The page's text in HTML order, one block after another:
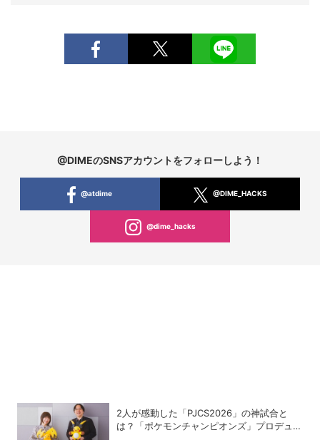
@DIMEのSNSアカウントをフォローしよう！
@atdime @DIME_HACKS
@dime_hacks
2人が感動した「PJCS2026」の神試合と
は？「ポケモンチャンピオンズ」プロデュー